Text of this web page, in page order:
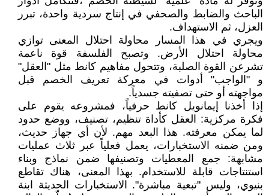
الباحث والضابط والصحفي في إنتاج سردية واحدة، تبرر
العزل، ثم الاستهداف.
ويجري في هذا المسار محاولة احتلال المعنى توازي
محاولة احتلال الأرض. وتصبح الفلسفة قوة ناعمة
تشرعن القوة الصلبة، وتتحول مفاهيم كانط مثل "العقل"
و "الواجب" أدوات في معركة تعريف الخصم قبل
مواجهته أو حتى تصفيته جسدياً.
إذا أخذنا إيمانويل كانط حرفياً، فمشروعه يقوم على
فكرة مركزية: العقل كأداة تنظيم، تصنيف، ووضع حدود
لما يمكن معرفته. هذا البعد مهم. لأن أي جهاز حديث،
ومن ضمنه الاستخبارات، يعمل فعلياً عبر ثلاث عمليات
مشابهة: جمع المعطيات وتصنيفها ضمن نماذج وبناء
استنتاجات قابلة للاستخدام. بهذا المعنى، هناك تقاطع
بنيوي، وليس "تبعية مباشرة". الاستخبارات الحديثة ابنة